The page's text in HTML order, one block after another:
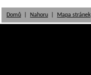
Domů Nahoru Mapa stránek